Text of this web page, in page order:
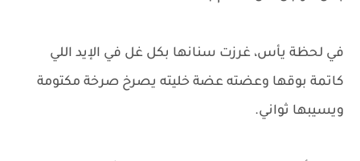
في لحظة يأس، غرزت سنانها بكل غل في الإيد اللي
كاتمة بوقها وعضته عضة خليته يصرخ صرخة مكتومة
ويسيبها ثواني.